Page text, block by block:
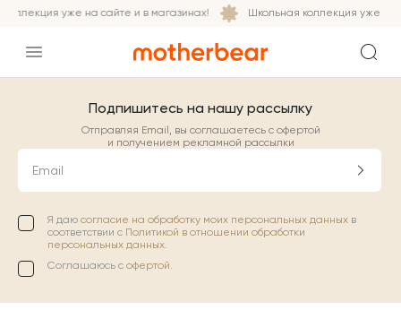
уже на сайте и в магазинах! Школьная коллекция уже на
Подпишитесь на нашу рассылку
Отправляя Email, вы соглашаетесь с офертой
и получением рекламной рассылки
Email
Я даю согласие на обработку моих персональных данных в
соответствии с Политикой в отношении обработки
персональных данных.
Соглашаюсь с офертой.